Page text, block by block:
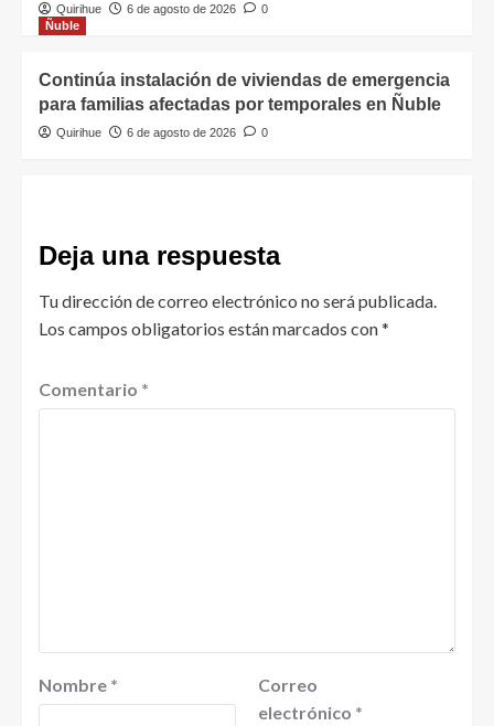
Quirihue 6 de agosto de 2026
0
Ñuble
Continúa instalación de viviendas de emergencia
para familias afectadas por temporales en Ñuble
Quirihue 6 de agosto de 2026 0
Deja una respuesta
Tu dirección de correo electrónico no será publicada.
Los campos obligatorios están marcados con*
Comentario *
Nombre *
Correo
electrónico *